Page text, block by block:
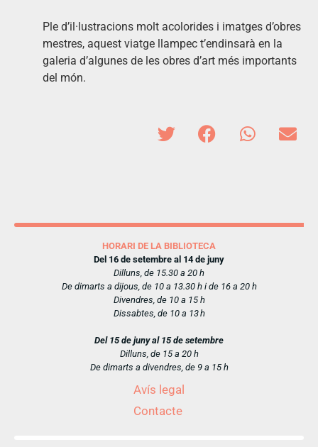
Ple d’il·lustracions molt acolorides i imatges d’obres
mestres, aquest viatge llampec t’endinsarà en la
galeria d’algunes de les obres d’art més importants
del món.
HORARI DE LA BIBLIOTECA
Del 16 de setembre al 14 de juny
Dilluns, de 15.30 a 20 h
De dimarts a dijous, de 10 a 13.30 h i de 16 a 20 h
Divendres, de 10 a 15 h
Dissabtes, de 10 a 13 h
Del 15 de juny al 15 de setembre
Dilluns, de 15 a 20 h
De dimarts a divendres, de 9 a 15 h
Avís legal
Contacte